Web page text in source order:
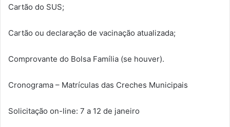
Cartão do SUS;
Cartão ou declaração de vacinação atualizada;
Comprovante do Bolsa Família (se houver).
Cronograma – Matrículas das Creches Municipais
Solicitação on-line: 7 a 12 de janeiro